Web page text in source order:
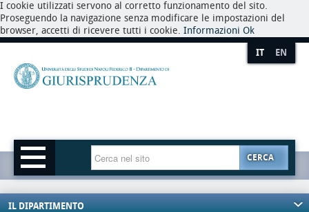
I cookie utilizzati servono al corretto funzionamento del sito.
Proseguendo la navigazione senza modificare le impostazioni del
browser, accetti di ricevere tutti i cookie. Informazioni Ok
IT EN
CERCA
IL DIPARTIMENTO